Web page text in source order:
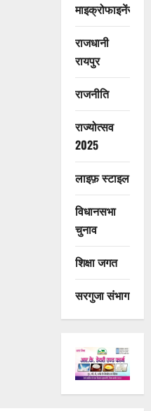
माइक्रोफाइनेंस
राजधानी
रायपुर
राजनीति
राज्योत्सव
2025
लाइफ़ स्टाइल
विधानसभा
चुनाव
शिक्षा जगत
सरगुजा संभाग